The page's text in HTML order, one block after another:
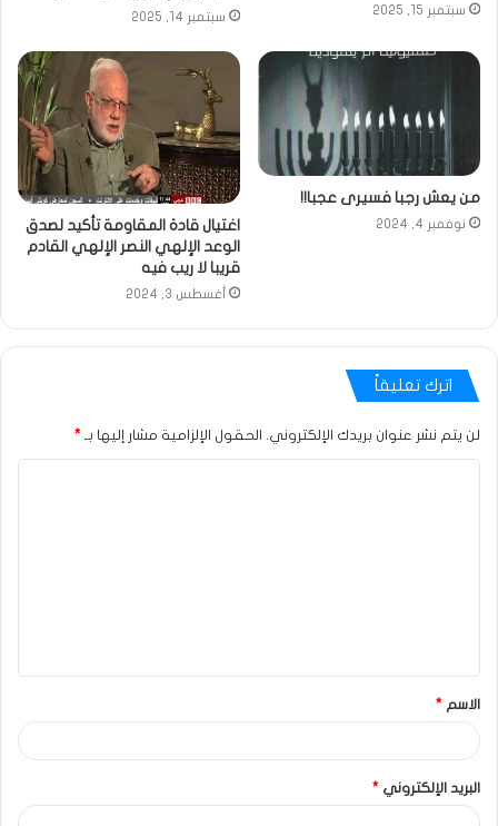
سبتمبر 15, 2025 سبتمبر 14, 2025
من يعش رجبا فسيرى عجبا!!
نوفمبر 4, 2024
اغتيال قادة المقاومة تأكيد لصدق
الوعد الإلهي النصر الإلهي القادم
قريبا لا ريب فيه
أغسطس 3, 2024
اترك تعليقاً
لن يتم نشر عنوان بريدك الإلكتروني. الحقول الإلزامية مشار إليها بـ *
الاسم *
البريد الإلكتروني *